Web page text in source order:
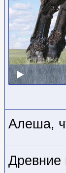
Алеша,
Древние